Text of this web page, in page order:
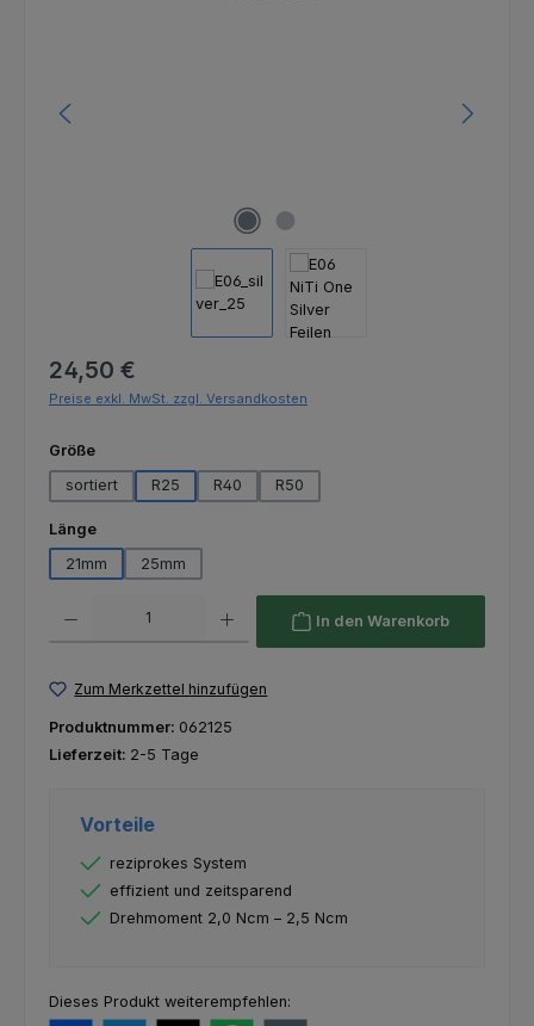
Regulärer Preis:
24,50 €
Preise exkl. MwSt. zzgl. Versandkosten
Größeauswählen
sortiert
R25 R40 R50
Längeauswählen
21mm
25mm
In den Warenkorb
Zum Merkzettel hinzufügen
Produktnummer: 062125
Lieferzeit: 2-5 Tage
Vorteile
reziprokes System
effizient und zeitsparend
Drehmoment 2,0 Ncm – 2,5 Ncm
Dieses Produkt weiterempfehlen: